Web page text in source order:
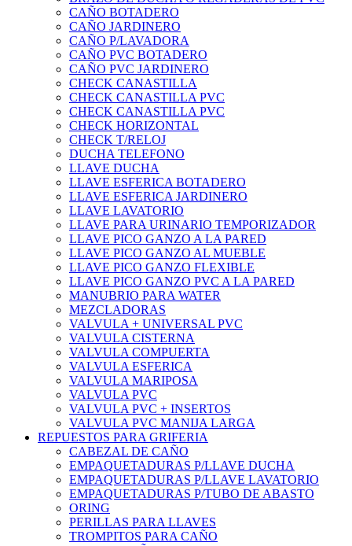
CAÑO BOTADERO
CAÑO JARDINERO
CAÑO P/LAVADORA
CAÑO PVC BOTADERO
CAÑO PVC JARDINERO
CHECK CANASTILLA
CHECK CANASTILLA PVC
CHECK CANASTILLA PVC
CHECK HORIZONTAL
CHECK T/RELOJ
DUCHA TELEFONO
LLAVE DUCHA
LLAVE ESFERICA BOTADERO
LLAVE ESFERICA JARDINERO
LLAVE LAVATORIO
LLAVE PARA URINARIO TEMPORIZADOR
LLAVE PICO GANZO A LA PARED
LLAVE PICO GANZO AL MUEBLE
LLAVE PICO GANZO FLEXIBLE
LLAVE PICO GANZO PVC A LA PARED
MANUBRIO PARA WATER
MEZCLADORAS
VALVULA + UNIVERSAL PVC
VALVULA CISTERNA
VALVULA COMPUERTA
VALVULA ESFERICA
VALVULA MARIPOSA
VALVULA PVC
VALVULA PVC + INSERTOS
VALVULA PVC MANIJA LARGA
REPUESTOS PARA GRIFERIA
CABEZAL DE CAÑO
EMPAQUETADURAS P/LLAVE DUCHA
EMPAQUETADURAS P/LLAVE LAVATORIO
EMPAQUETADURAS P/TUBO DE ABASTO
ORING
PERILLAS PARA LLAVES
TROMPITOS PARA CAÑO